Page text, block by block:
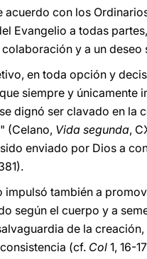
acuerdo con los
Evangelio a todas
y a un
en toda opción y
siempre y
dignó ser clavado en la
(Celano, Vida segunda,
enviado por Dios a
impulsó también a
según el cuerpo y a
de la
(cf. Col 1, 16-